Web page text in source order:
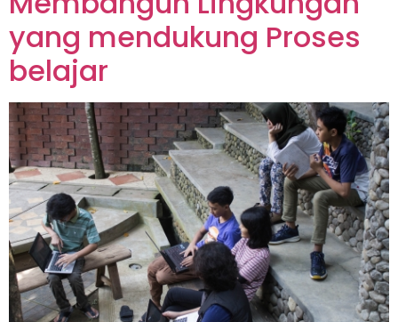
yang mendukung Proses
belajar